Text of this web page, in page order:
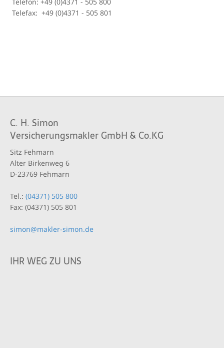
Telefax: +49 (0)4371 - 505 801
C. H. Simon
Versicherungsmakler GmbH & Co.KG
Sitz Fehmarn
Alter Birkenweg 6
D-23769 Fehmarn
Tel.: (04371) 505 800
Fax: (04371) 505 801
simon@makler-simon.de
IHR WEG ZU UNS